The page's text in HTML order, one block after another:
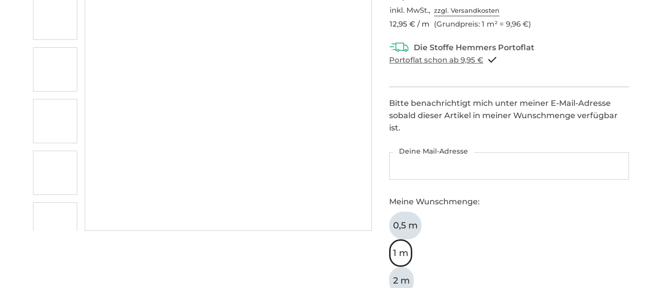
inkl. MwSt.,zzgl. Versandkosten
12,95 € / m (Grundpreis: 1 m² = 9,96 €)
Portoflat schon ab 9,95 €
Bitte benachrichtigt mich unter meiner E-Mail-Adresse
sobald dieser Artikel in meiner Wunschmenge verfügbar
ist.
Deine Mail-Adresse
Meine Wunschmenge:
0,5 m
1 m
2 m